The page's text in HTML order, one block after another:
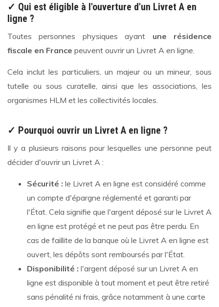
✓ Qui est éligible à l'ouverture d'un Livret A en
ligne ?
Toutes personnes physiques ayant une résidence
fiscale en France peuvent ouvrir un Livret A en ligne.
Cela inclut les particuliers, un majeur ou un mineur, sous
tutelle ou sous curatelle, ainsi que les associations, les
organismes HLM et les collectivités locales.
✓ Pourquoi ouvrir un Livret A en ligne ?
Il y a plusieurs raisons pour lesquelles une personne peut
décider d'ouvrir un Livret A :
Sécurité : le Livret A en ligne est considéré comme
un compte d'épargne réglementé et garanti par
l'État. Cela signifie que l'argent déposé sur le Livret A
en ligne est protégé et ne peut pas être perdu. En
cas de faillite de la banque où le Livret A en ligne est
ouvert, les dépôts sont remboursés par l'État.
Disponibilité : l'argent déposé sur un Livret A en
ligne est disponible à tout moment et peut être retiré
sans pénalité ni frais, grâce notamment à une carte